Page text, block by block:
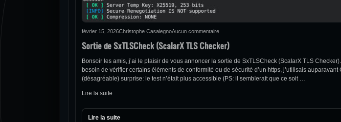
février 15, 2026Christophe CasalegnoAucun commentaire
Sortie de SxTLSCheck (ScalarX TLS Checker)
Bonsoir les amis, j’ai le plaisir de vous annoncer la sortie de SxTLSCheck (ScalarX TLS
besoin de vérifier certains éléments de conformité ou de sécurité d’un https, j’utilisais
(désagréable) surprise: le test n’était plus accessible (PS: il semblerait que ce soit …
Lire la suite
Lire la suite